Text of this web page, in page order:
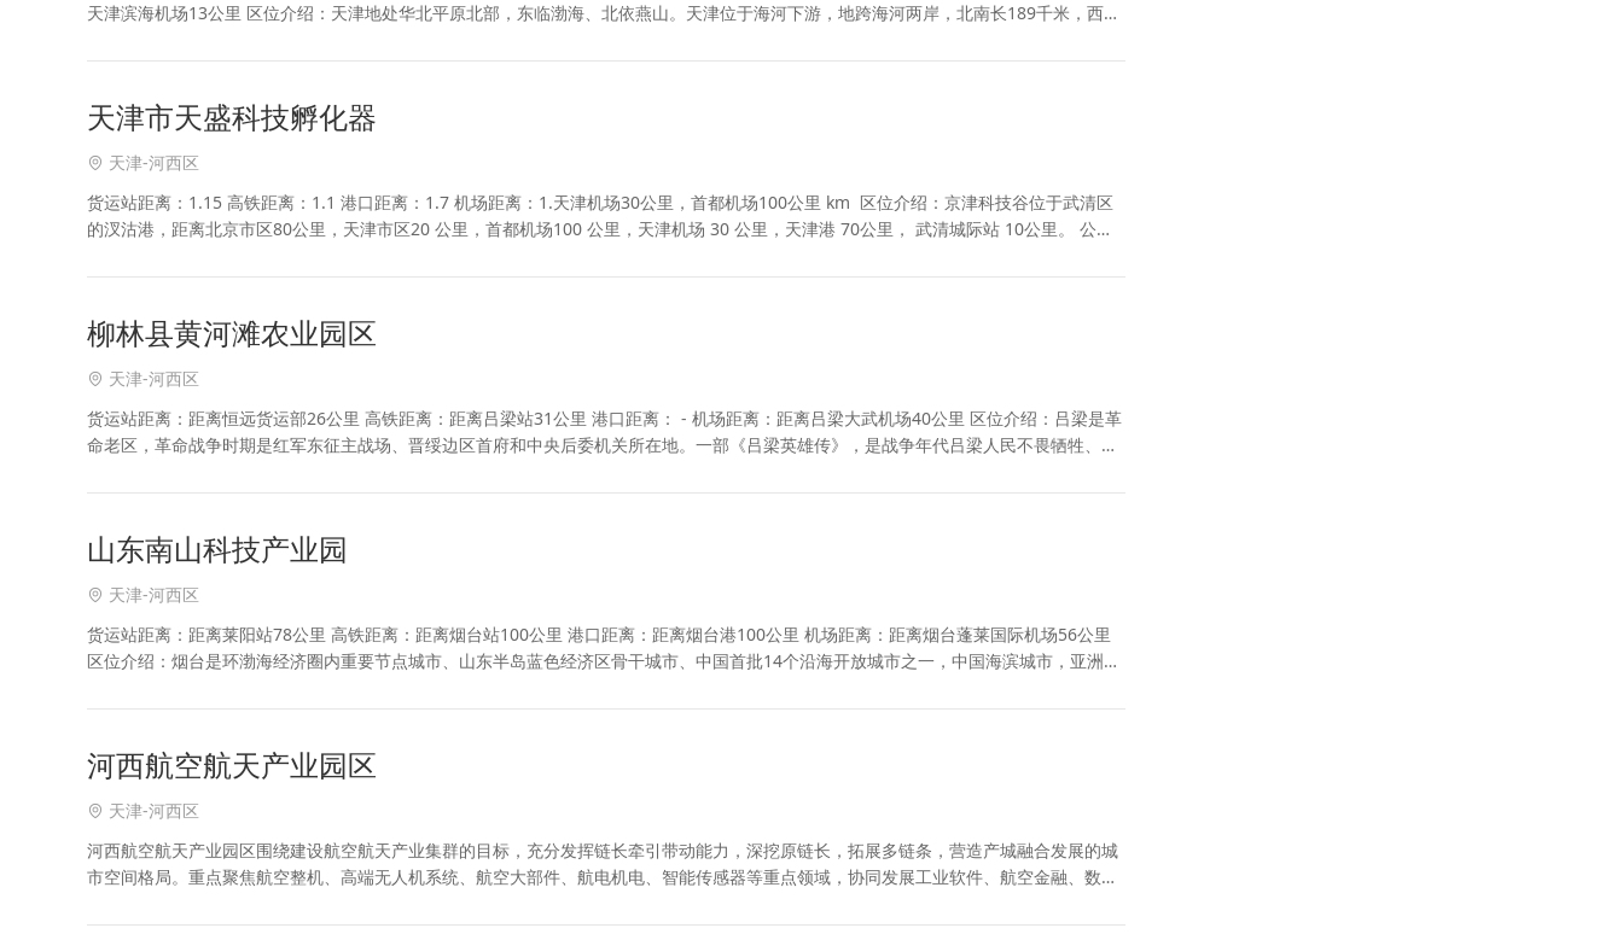
天津滨海机场13公里 区位介绍：天津地处华北平原北部，东临渤海、北依燕山。天津位于海河下游，地跨海河两岸，北南长189千米，西东
天津市天盛科技孵化器
天津-河西区
货运站距离：1.15 高铁距离：1.1 港口距离：1.7 机场距离：1.天津机场30公里，首都机场100公里 km 区位介绍：京津科技谷位于武清区
的汊沽港，距离北京市区80公里，天津市区20 公里，首都机场100 公里，天津机场 30 公里，天津港 70公里， 武清城际站 10公里。 公路
柳林县黄河滩农业园区
天津-河西区
货运站距离：距离恒远货运部26公里 高铁距离：距离吕梁站31公里 港口距离： - 机场距离：距离吕梁大武机场40公里 区位介绍：吕梁是革
命老区，革命战争时期是红军东征主战场、晋绥边区首府和中央后委机关所在地。一部《吕梁英雄传》，是战争年代吕梁人民不畏牺牲、前
山东南山科技产业园
天津-河西区
货运站距离：距离莱阳站78公里 高铁距离：距离烟台站100公里 港口距离：距离烟台港100公里 机场距离：距离烟台蓬莱国际机场56公里
区位介绍：烟台是环渤海经济圈内重要节点城市、山东半岛蓝色经济区骨干城市、中国首批14个沿海开放城市之一，中国海滨城市，亚洲唯
河西航空航天产业园区
天津-河西区
河西航空航天产业园区围绕建设航空航天产业集群的目标，充分发挥链长牵引带动能力，深挖原链长，拓展多链条，营造产城融合发展的城
市空间格局。重点聚焦航空整机、高端无人机系统、航空大部件、航电机电、智能传感器等重点领域，协同发展工业软件、航空金融、数智